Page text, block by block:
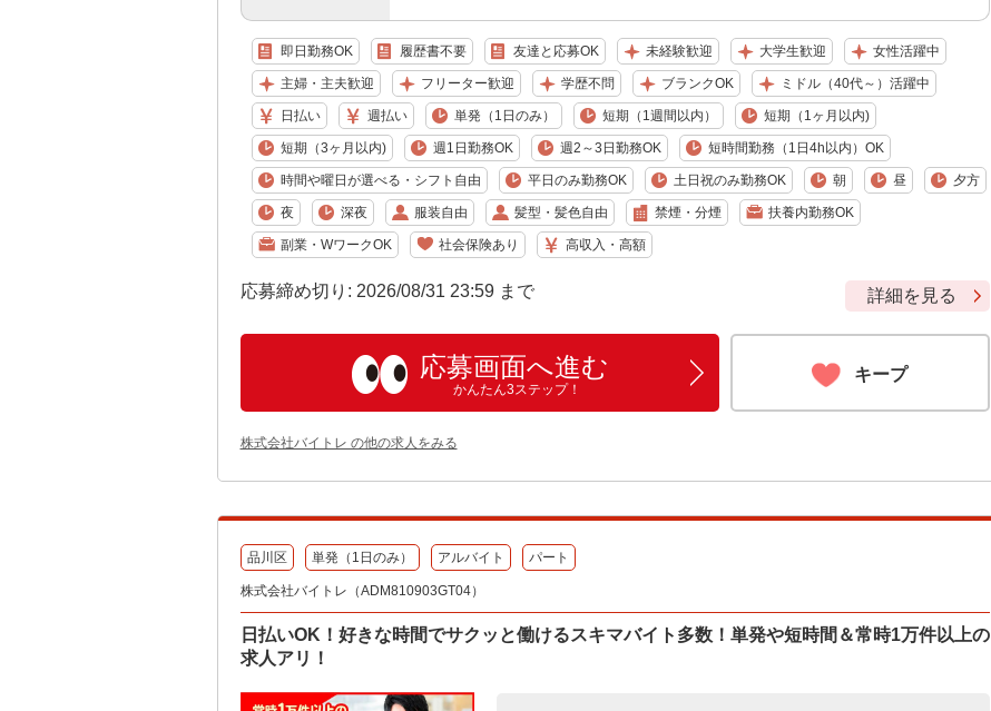
即日勤務OK 履歴書不要 友達と応募OK 未経験歓迎 大学生歓迎 女性活躍中
主婦・主夫歓迎 フリーター歓迎 学歴不問 ブランクOK ミドル（40代～）活躍中
日払い 週払い 単発（1日のみ） 短期（1週間以内） 短期（1ヶ月以内)
短期（3ヶ月以内) 週1日勤務OK 週2～3日勤務OK 短時間勤務（1日4h以内）OK
時間や曜日が選べる・シフト自由 平日のみ勤務OK 土日祝のみ勤務OK 朝 昼 夕方
夜 深夜 服装自由 髪型・髪色自由 禁煙・分煙 扶養内勤務OK
副業・WワークOK 社会保険あり 高収入・高額
応募締め切り: 2026/08/31 23:59 まで 詳細を見る
応募画面へ進む
かんたん3ステップ！
キープ
株式会社バイトレ の他の求人をみる
品川区 単発（1日のみ） アルバイト パート
株式会社バイトレ（ADM810903GT04）
日払いOK！好きな時間でサクッと働けるスキマバイト多数！単発や短時間＆常時1万件以上の
求人アリ！